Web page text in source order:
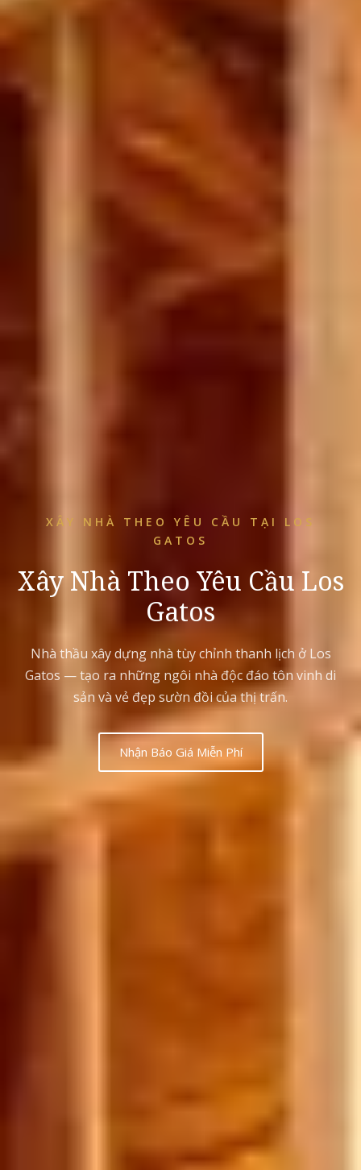
XÂY NHÀ THEO YÊU CẦU TẠI LOS
GATOS
Xây Nhà Theo Yêu Cầu Los
Gatos
Nhà thầu xây dựng nhà tùy chỉnh thanh lịch ở Los
Gatos — tạo ra những ngôi nhà độc đáo tôn vinh di
sản và vẻ đẹp sườn đồi của thị trấn.
Nhận Báo Giá Miễn Phí